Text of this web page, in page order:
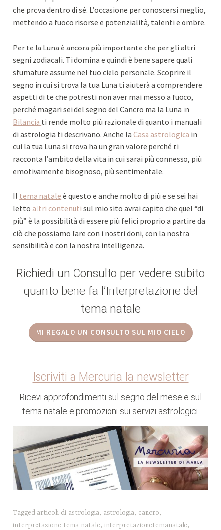
che prova dentro di sé. L’occasione per conoscersi meglio,
mettendo a fuoco risorse e potenzialità, talenti e ombre.
Per te la Luna è ancora più importante che per gli altri
segni zodiacali. Ti domina e quindi è bene sapere quali
sfumature assume nel tuo cielo personale. Scoprire il
segno in cui si trova la tua Luna ti aiuterà a comprendere
aspetti di te che potresti non aver mai messo a fuoco,
perché magari sei del segno del Cancro ma la Luna in
Bilancia ti rende molto più razionale di quanto i manuali
di astrologia ti descrivano. Anche laCasa astrologica in
cui la tua Luna si trova ha un gran valore perché ti
racconta l’ambito della vita in cui sarai più connesso, più
emotivamente bisognoso, più sentimentale.
Il tema natale è questo e anche molto di più e se sei hai
letto altri contenutisul mio sito avrai capito che quel “di
più” è la possibilità di essere più felici proprio a partire da
ciò che possiamo fare con i nostri doni, con la nostra
sensibilità e con la nostra intelligenza.
Richiedi un Consulto per vedere subito
quanto bene fa l’Interpretazione del
tema natale
MI REGALO UN CONSULTO SUL MIO CIELO
Iscriviti a Mercuria la newsletter
Ricevi approfondimenti sul segno del mese e sul
tema natale e promozioni sui servizi astrologici.
Tagged articoli di astrologia, astrologia, cancro,
interpretazione tema natale,interpretazionetemanatale,